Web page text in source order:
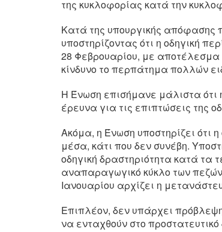
της κυκλοφορίας κατά την
Κατά της υπουργικής απόφασης
υποστηρίζοντας ότι η οδηγική
28 Φεβρουαρίου, με αποτέλεσμα
κίνδυνο το περπάτημα πολλών
Η Ένωση επισήμανε μάλιστα ότι
έρευνα για τις επιπτώσεις της
Ακόμα, η Ένωση υποστηρίζει ότι
μέσα, κάτι που δεν συνέβη.
οδηγική δραστηριότητα κατά τα
αναπαραγωγικό κύκλο των
Ιανουαρίου αρχίζει η
Επιπλέον, δεν υπάρχει
να ενταχθούν στο προστατευτικό